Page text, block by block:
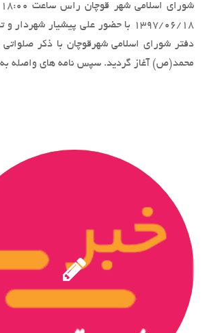
۱۳۹۷/۰۶/۱۸ با حضور علی پیشیار
دفتر شورای اسلامی شهرقوچان با ذکر
محمد(ص) آغاز گردید. سپس نامه های واصله